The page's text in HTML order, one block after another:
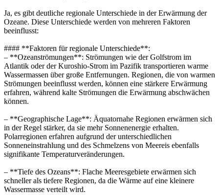
Ja, es gibt deutliche regionale Unterschiede in der Erwärmung der
Ozeane. Diese Unterschiede werden von mehreren Faktoren
beeinflusst:
#### **Faktoren für regionale Unterschiede**:
– **Ozeanströmungen**: Strömungen wie der Golfstrom im
Atlantik oder der Kuroshio-Strom im Pazifik transportieren warme
Wassermassen über große Entfernungen. Regionen, die von warmen
Strömungen beeinflusst werden, können eine stärkere Erwärmung
erfahren, während kalte Strömungen die Erwärmung abschwächen
können.
– **Geographische Lage**: Äquatornahe Regionen erwärmen sich
in der Regel stärker, da sie mehr Sonnenenergie erhalten.
Polarregionen erfahren aufgrund der unterschiedlichen
Sonneneinstrahlung und des Schmelzens von Meereis ebenfalls
signifikante Temperaturveränderungen.
– **Tiefe des Ozeans**: Flache Meeresgebiete erwärmen sich
schneller als tiefere Regionen, da die Wärme auf eine kleinere
Wassermasse verteilt wird.